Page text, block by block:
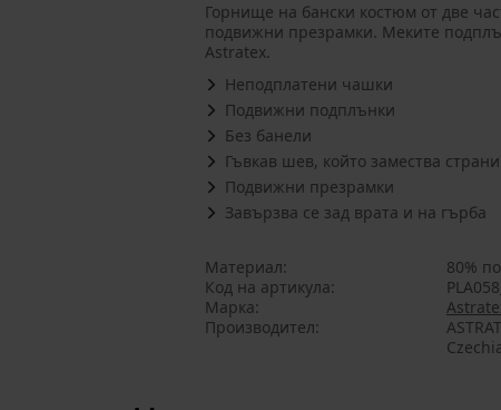
Горнище на бански костюм от две
подвижни презрамки. Меките
Astratex.
Неподплатени чашки
Подвижни подплънки
Без банели
Гъвкав шев, който замества
Подвижни презрамки
Завързва се зад врата и на гърба
Материал
80%
Код на артикула
Марка
Производител